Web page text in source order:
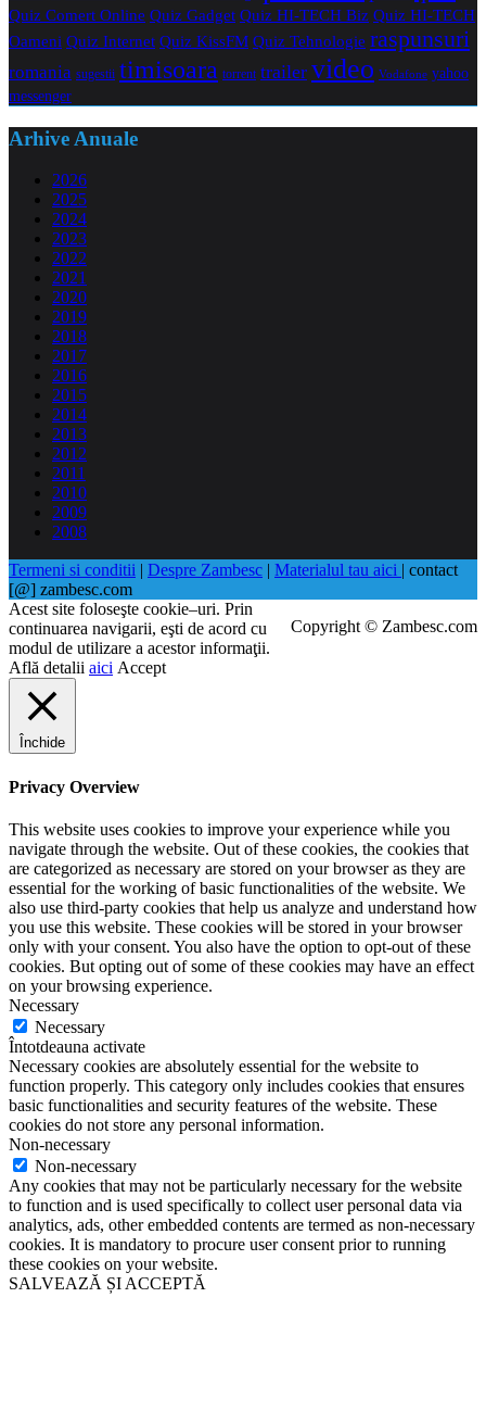
Quiz Comert Online Quiz Gadget Quiz HI-TECH Biz Quiz HI-TECH
Oameni Quiz Internet Quiz KissFM Quiz Tehnologie raspunsuri
romania sugestii timisoara torrent trailer video Vodafone yahoo
messenger
Arhive Anuale
2026
2025
2024
2023
2022
2021
2020
2019
2018
2017
2016
2015
2014
2013
2012
2011
2010
2009
2008
Termeni si conditii | Despre Zambesc | Materialul tau aici | contact
[@] zambesc.com
Copyright © Zambesc.com
Acest site foloseşte cookie–uri. Prin
continuarea navigarii, eşti de acord cu
modul de utilizare a acestor informaţii.
Află detalii aici Accept
Închide
Privacy Overview
This website uses cookies to improve your experience while you
navigate through the website. Out of these cookies, the cookies that
are categorized as necessary are stored on your browser as they are
essential for the working of basic functionalities of the website. We
also use third-party cookies that help us analyze and understand how
you use this website. These cookies will be stored in your browser
only with your consent. You also have the option to opt-out of these
cookies. But opting out of some of these cookies may have an effect
on your browsing experience.
Necessary
Necessary
Întotdeauna activate
Necessary cookies are absolutely essential for the website to
function properly. This category only includes cookies that ensures
basic functionalities and security features of the website. These
cookies do not store any personal information.
Non-necessary
Non-necessary
Any cookies that may not be particularly necessary for the website
to function and is used specifically to collect user personal data via
analytics, ads, other embedded contents are termed as non-necessary
cookies. It is mandatory to procure user consent prior to running
these cookies on your website.
SALVEAZĂ ȘI ACCEPTĂ